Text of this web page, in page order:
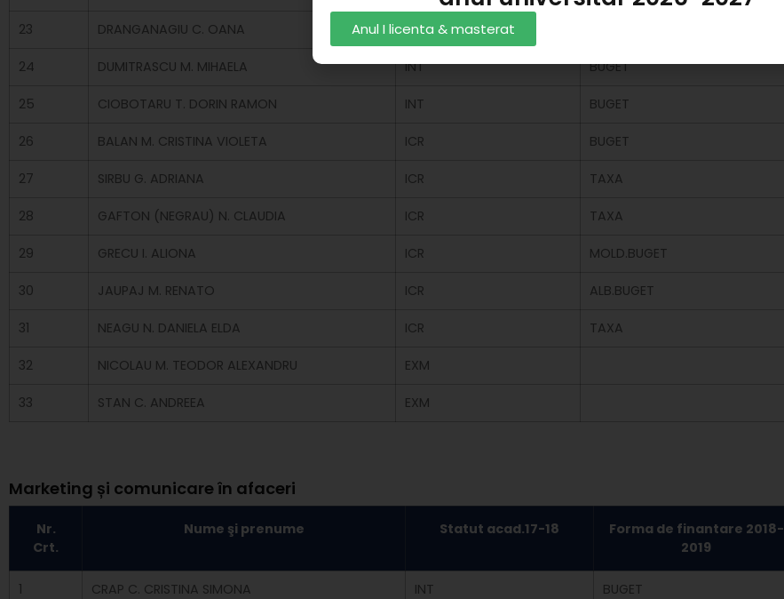
23 DRANGANAGIU C. OANA INT
24 DUMITRASCU M. MIHAELA INT BUGET
25 CIOBOTARU T. DORIN RAMON INT BUGET
26 BALAN M. CRISTINA VIOLETA ICR BUGET
27 SIRBU G. ADRIANA ICR TAXA
28 GAFTON (NEGRAU) N. CLAUDIA ICR TAXA
29 GRECU I. ALIONA ICR MOLD.BUGET
30 JAUPAJ M. RENATO ICR ALB.BUGET
31 NEAGU N. DANIELA ELDA ICR TAXA
32 NICOLAU M. TEODOR ALEXANDRU EXM
33 STAN C. ANDREEA EXM
Marketing și comunicare în afaceri
Nr.
Crt.
Nume şi prenume Statut acad.17-18
Forma de finantare 2018-
2019
1 CRAP C. CRISTINA SIMONA INT BUGET
Anul I licenta & masterat